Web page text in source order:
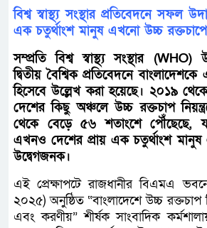
বিশ্ব স্বাস্থ্য সংস্থার প্রতিবেদনে সফল
এক চতুর্থাংশ মানুষ এখনো উচ্চ
সম্প্রতি বিশ্ব স্বাস্থ্য সংস্থার
দ্বিতীয় বৈশ্বিক প্রতিবেদনে
হিসেবে উল্লেখ করা হয়েছে। ২০১৯
দেশের কিছু অঞ্চলে উচ্চ রক্তচাপ
থেকে বেড়ে ৫৬ শতাংশে পৌঁছেছে,
এখনও দেশের প্রায় এক চতুর্থাংশ
উদ্বেগজনক।
এই প্রেক্ষাপটে রাজধানীর বিএমএ
২০২৫) অনুষ্ঠিত “বাংলাদেশে উচ্চ রক্তচাপ
এবং করণীয়” শীর্ষক সাংবাদিক